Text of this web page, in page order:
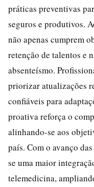
práticas preventivas
seguros e produtivos.
não apenas cumprem
retenção de talentos e
absenteísmo.
priorizar atualizações
confiáveis para
proativa reforça o
alinhando-se aos
país. Com o avanço
se uma maior
telemedicina,